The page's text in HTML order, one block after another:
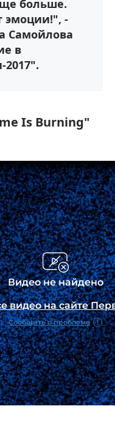
больше.
эмоции!", -
Самойлова
в
2017".
Is Burning"